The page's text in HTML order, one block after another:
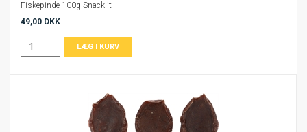
Fiskepinde 100g Snack'it
49,00 DKK